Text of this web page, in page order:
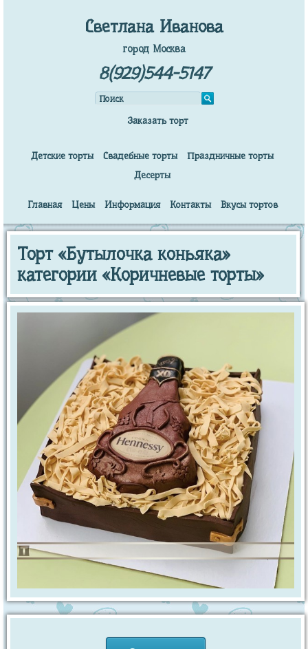
Светлана Иванова
город Москва
8(929)544-5147
Заказать торт
Детские торты Свадебные торты
Праздничные торты
Десерты
Главная Цены Информация Контакты Вкусы тортов
Торт «Бутылочка коньяка»
категории «Коричневые торты»